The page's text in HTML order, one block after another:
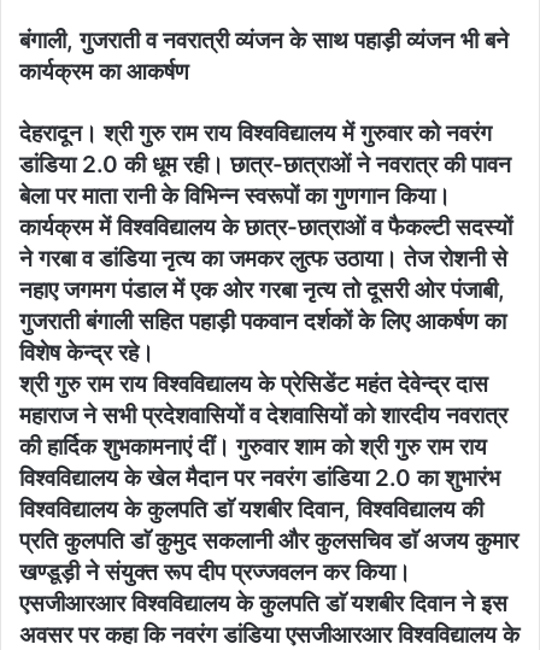
बंगाली, गुजराती व नवरात्री व्यंजन के साथ पहाड़ी व्यंजन भी बने
कार्यक्रम का आकर्षण
देहरादून। श्री गुरु राम राय विश्वविद्यालय में गुरुवार को नवरंग
डांडिया 2.0 की धूम रही। छात्र-छात्राओं ने नवरात्र की पावन
बेला पर माता रानी के विभिन्न स्वरूपों का गुणगान किया।
कार्यक्रम में विश्वविद्यालय के छात्र-छात्राओं व फैकल्टी सदस्यों
ने गरबा व डांडिया नृत्य का जमकर लुत्फ उठाया। तेज रोशनी से
नहाए जगमग पंडाल में एक ओर गरबा नृत्य तो दूसरी ओर पंजाबी,
गुजराती बंगाली सहित पहाड़ी पकवान दर्शकों के लिए आकर्षण का
विशेष केन्द्र रहे।
श्री गुरु राम राय विश्वविद्यालय के प्रेसिडेंट महंत देवेन्द्र दास
महाराज ने सभी प्रदेशवासियों व देशवासियों को शारदीय नवरात्र
की हार्दिक शुभकामनाएं दीं। गुरुवार शाम को श्री गुरु राम राय
विश्वविद्यालय के खेल मैदान पर नवरंग डांडिया 2.0 का शुभारंभ
विश्वविद्यालय के कुलपति डाॅ यशबीर दिवान, विश्वविद्यालय की
प्रति कुलपति डाॅ कुमुद सकलानी और कुलसचिव डाॅ अजय कुमार
खण्डूड़ी ने संयुक्त रूप दीप प्रज्जवलन कर किया।
एसजीआरआर विश्वविद्यालय के कुलपति डाॅ यशबीर दिवान ने इस
अवसर पर कहा कि नवरंग डांडिया एसजीआरआर विश्वविद्यालय के